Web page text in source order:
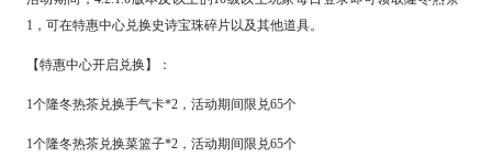
1 ，可在特惠中心兑换史诗宝珠碎片以及其他道具。
【特惠中心开启兑换】：
1个隆冬热茶兑换手气卡*2，活动期间限兑65个
1个隆冬热茶兑换菜篮子*2，活动期间限兑65个